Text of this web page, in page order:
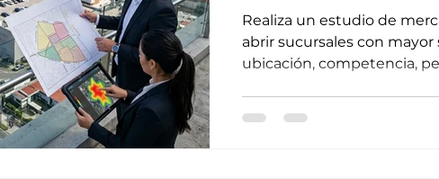
Realiza un estudio de
abrir sucursales con mayor
ubicación, competencia,